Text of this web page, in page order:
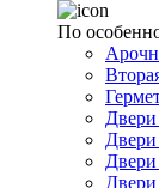
По
Двери
Двери